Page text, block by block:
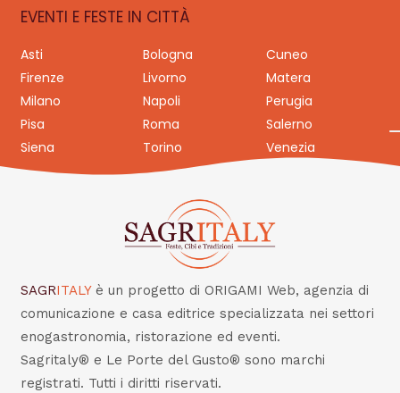
EVENTI E FESTE IN CITTÀ
Asti Bologna
Cuneo
Firenze
Livorno
Matera
Milano
Napoli
Perugia
Pisa
Roma
Salerno
Siena
Torino Venezia
SAGRITALY è un progetto di ORIGAMI Web, agenzia di
comunicazione e casa editrice specializzata nei settori
enogastronomia, ristorazione ed eventi.
Sagritaly® e Le Porte del Gusto® sono marchi
registrati. Tutti i diritti riservati.